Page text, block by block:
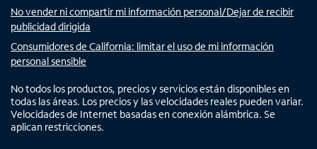
No vender ni compartir mi información personal/Dejar de recibir
publicidad dirigida
Consumidores de California: limitar el uso de mi información
personal sensible
No todos los productos, precios y servicios están disponibles en
todas las áreas. Los precios y las velocidades reales pueden variar.
Velocidades de Internet basadas en conexión alámbrica. Se
aplican restricciones.